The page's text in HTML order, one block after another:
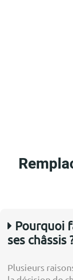
Pourquoi
ses châssis
Plusieurs